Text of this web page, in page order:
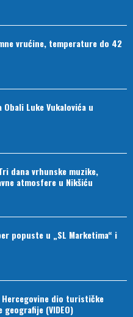
vrućine, temperature do 42
Luke Vukalovića u
dana vrhunske muzike,
atmosfere u Nikšiću
popuste u „SL Marketima“ i
dio turističke
(VIDEO)